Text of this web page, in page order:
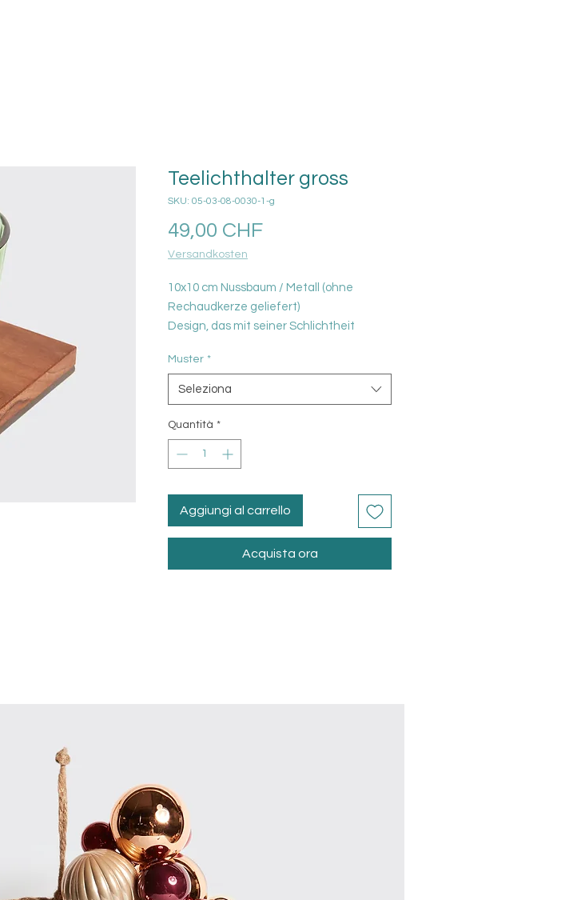
Teelichthalter gross
SKU: 05-03-08-0030-1-g
49,00 CHFPrezzo
Versandkosten
10x10 cm Nussbaum / Metall (ohne
Rechaudkerze geliefert)
Design, das mit seiner Schlichtheit
Atmosphäre schafft.
Design/Produktion Swiss-Frame
Muster *
Seleziona
Quantità *
Aggiungi al carrello
Acquista ora